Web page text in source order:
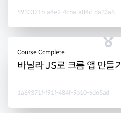
5933371b-a4e2-4cba-a84d-da33a8
Course Complete
바닐라 JS로 크롬 앱 만들기
1a69371f-f91f-484f-9b10-6d65ad